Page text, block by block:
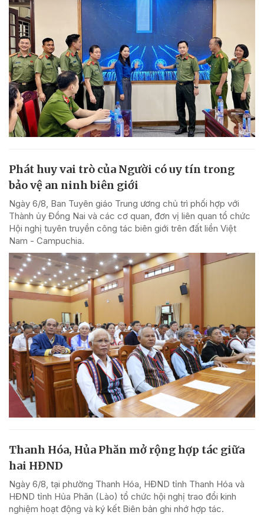
Phát huy vai trò của Người có uy tín trong
bảo vệ an ninh biên giới
Ngày 6/8, Ban Tuyên giáo Trung ương chủ trì phối hợp với
Thành ủy Đồng Nai và các cơ quan, đơn vị liên quan tổ chức
Hội nghị tuyên truyền công tác biên giới trên đất liền Việt
Nam - Campuchia.
Thanh Hóa, Hủa Phăn mở rộng hợp tác giữa
hai HĐND
Ngày 6/8, tại phường Thanh Hóa, HĐND tỉnh Thanh Hóa và
HĐND tỉnh Hủa Phăn (Lào) tổ chức hội nghị trao đổi kinh
nghiệm hoạt động và ký kết Biên bản ghi nhớ hợp tác.